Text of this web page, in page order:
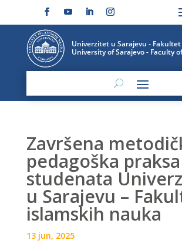
Završena
pedagoška praksa
studenata
u Sarajevu –
islamskih nauka
13 jun, 2025